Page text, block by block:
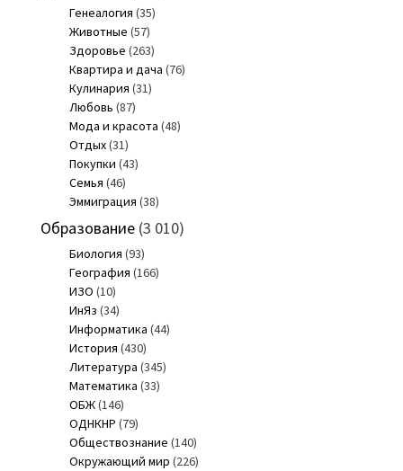
Генеалогия (35)
Животные (57)
Здоровье (263)
Квартира и дача (76)
Кулинария (31)
Любовь (87)
Мода и красота (48)
Отдых(31)
Покупки (43)
Семья (46)
Эммиграция (38)
Образование(3 010)
Биология (93)
География (166)
ИЗО (10)
ИнЯз (34)
Информатика (44)
История (430)
Литература (345)
Математика (33)
ОБЖ(146)
ОДНКНР (79)
Обществознание (140)
Окружающий мир (226)